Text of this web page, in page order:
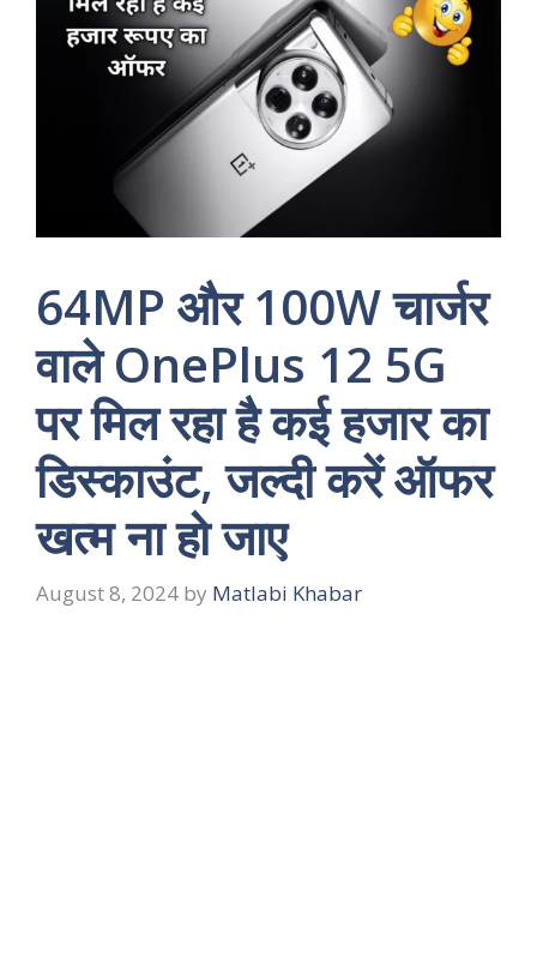
64MP और 100W चार्जर
वाले OnePlus 12 5G
पर मिल रहा है कई हजार का
डिस्काउंट, जल्दी करें ऑफर
खत्म ना हो जाए
August 8, 2024 by Matlabi Khabar